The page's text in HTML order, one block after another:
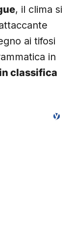
, il clima si
ai tifosi
in
classifica